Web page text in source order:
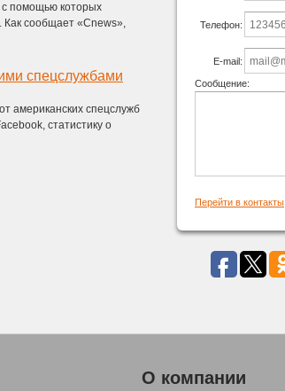
с помощью которых
Как сообщает «Cnews»,
спецслужбами
американских спецслужб
статистику о
Телефон:
E-mail:
Сообщение:
Перейти в контакты
О компании